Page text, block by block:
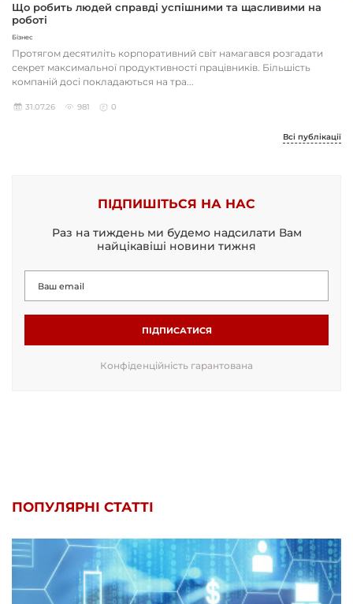
Що робить людей справді успішними та щасливими на
роботі
Бізнес
Протягом десятиліть корпоративний світ намагався розгадати
секрет максимальної продуктивності працівників. Більшість
компаній досі покладаються на тра...
31.07.26 981 0
Всі публікації
ПІДПИШІТЬСЯ НА НАС
Раз на тиждень ми будемо надсилати Вам
найцікавіші новини тижня
ПІДПИСАТИСЯ
Конфіденційність гарантована
ПОПУЛЯРНІ СТАТТІ